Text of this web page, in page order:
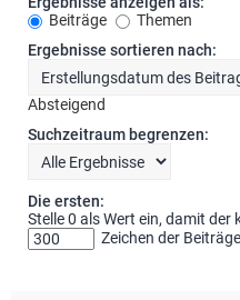
Beiträge
Themen
Ergebnisse sortieren nach:
Absteigend
Suchzeitraum begrenzen:
Die ersten:
Stelle 0 als Wert ein, damit
Zeichen der